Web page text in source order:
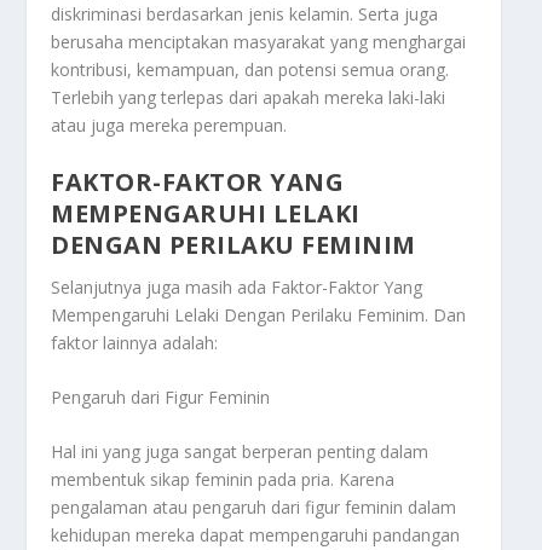
diskriminasi berdasarkan jenis kelamin. Serta juga
berusaha menciptakan masyarakat yang menghargai
kontribusi, kemampuan, dan potensi semua orang.
Terlebih yang terlepas dari apakah mereka laki-laki
atau juga mereka perempuan.
FAKTOR-FAKTOR YANG
MEMPENGARUHI LELAKI
DENGAN PERILAKU FEMINIM
Selanjutnya juga masih ada Faktor-Faktor Yang
Mempengaruhi Lelaki Dengan Perilaku Feminim. Dan
faktor lainnya adalah:
Pengaruh dari Figur Feminin
Hal ini yang juga sangat berperan penting dalam
membentuk sikap feminin pada pria. Karena
pengalaman atau pengaruh dari figur feminin dalam
kehidupan mereka dapat mempengaruhi pandangan